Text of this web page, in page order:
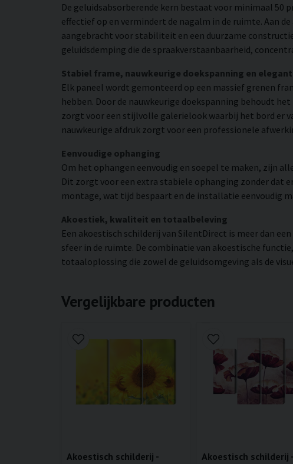
De geluidsabsorberende kern bestaat voor minimaal 50
effectief op en vermindert de nagalm in de ruimte. Aan
aangebracht voor stabiliteit en een duurzame
geluidsdemping die de spraakverstaanbaarheid,
Stabiel frame, nauwkeurige doekspanning en
Elk paneel wordt gemonteerd op een massief grenen
hebben. Door de nauwkeurige doekspanning behoudt
zorgt voor een stijlvolle galerielook waarbij het bord er
nauwkeurige afdruk zorgt voor een professionele
Eenvoudige ophanging
Om het ophangen eenvoudig en soepel te maken, zijn
Dit zorgt voor een extra stabiele ophanging zonder dat
montage, wat tijd bespaart en de installatie eenvoudig
Akoestiek, kwaliteit en totaalbeleving
Een akoestisch schilderij van SilentDirect is meer dan
sfeer in de ruimte. De combinatie van akoestische
totaaloplossing die zowel de geluidsomgeving als de
Vergelijkbare producten
Akoestisch schilderij -
Akoestisch schilderij -